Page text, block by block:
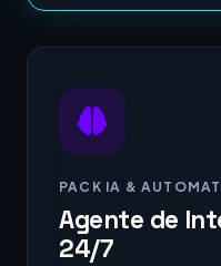
PACK IA &
Agente de
24/7